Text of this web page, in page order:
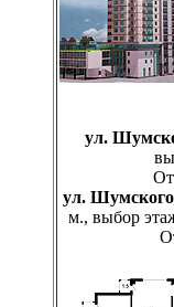
ул.
От
ул.
м., выбор